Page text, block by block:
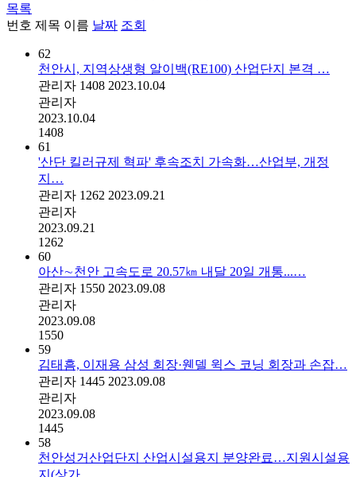
목록
번호 제목 이름 날짜 조회
62
천안시, 지역상생형 알이백(RE100) 산업단지 본격 …
관리자 1408 2023.10.04
관리자
2023.10.04
1408
61
'산단 킬러규제 혁파' 후속조치 가속화…산업부, 개정
지…
관리자 1262 2023.09.21
관리자
2023.09.21
1262
60
아산∼천안 고속도로 20.57㎞ 내달 20일 개통...…
관리자 1550 2023.09.08
관리자
2023.09.08
1550
59
김태흠, 이재용 삼성 회장·웬델 윅스 코닝 회장과 손잡…
관리자 1445 2023.09.08
관리자
2023.09.08
1445
58
천안성거산업단지 산업시설용지 분양완료…지원시설용
지(상가…